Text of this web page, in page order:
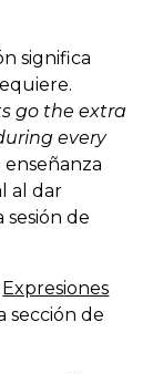
significa
go the extra
every
enseñanza
al dar
de
Expresiones
sección de